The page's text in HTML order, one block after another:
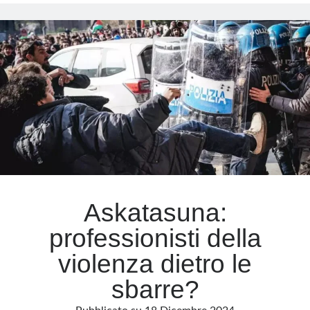
Meta
Accedi
Feed dei contenuti
Feed dei commenti
WordPress.org
violenza
di
Askatasuna
Askatasuna:
professionisti della
violenza dietro le
sbarre?